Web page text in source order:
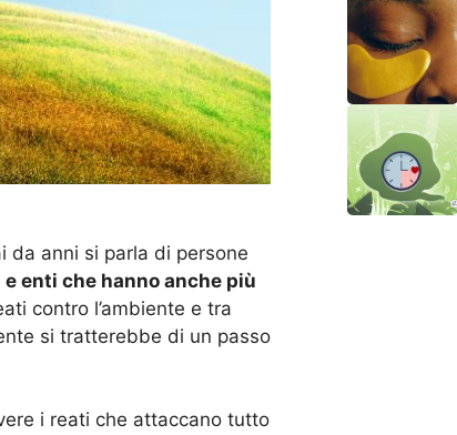
da anni si parla di persone
enti che hanno anche più
contro l’ambiente e tra
si tratterebbe di un passo
i reati che attaccano tutto